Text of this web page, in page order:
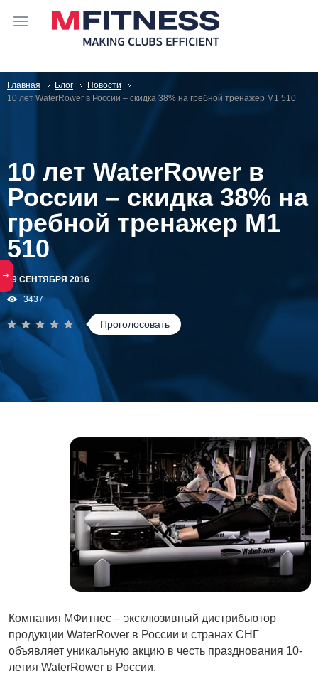
Главная Блог
Новости
10 лет WaterRower в России – скидка 38% на гребной тренажер M1 510
10 лет WaterRower в
России – скидка 38% на
гребной тренажер M1
510
29 СЕНТЯБРЯ 2016
3437
Проголосовать
Компания МФитнес – эксклюзивный дистрибьютор
продукции WaterRower в России и странах СНГ
объявляет уникальную акцию в честь празднования 10-
летия WaterRower в России.